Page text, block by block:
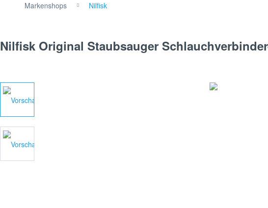
Markenshops Nilfisk
Nilfisk Original Staubsauger